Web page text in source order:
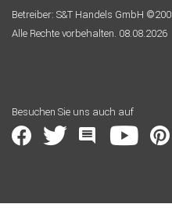
Betreiber: S&T Handels GmbH
Alle Rechte vorbehalten. 08.08.2026
Besuchen Sie uns auch auf